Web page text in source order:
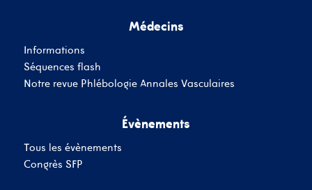
Médecins
Informations
Séquences flash
Notre revue Phlébologie Annales Vasculaires
Évènements
Tous les évènements
Congrès SFP
SE CONNECTER
Inscrivez-Vous